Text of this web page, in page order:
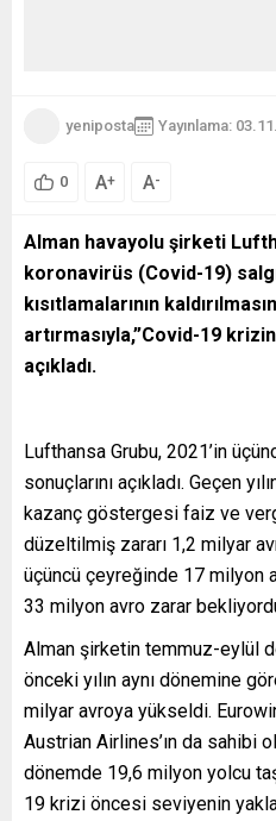
yeniposta Yayınlama:
0 A+ A-
Alman havayolu şirketi
koronavirüs (Covid-19)
kısıtlamalarının
artırmasıyla,”Covid-19
açıkladı.
Lufthansa Grubu, 2021’in
sonuçlarını açıkladı. Geçen
kazanç göstergesi faiz ve
düzeltilmiş zararı 1,2 milyar
üçüncü çeyreğinde 17 milyon
33 milyon avro zarar
Alman şirketin temmuz-eylül
önceki yılın aynı dönemine
milyar avroya yükseldi.
Austrian Airlines’ın da sahibi
dönemde 19,6 milyon yolcu
19 krizi öncesi seviyenin